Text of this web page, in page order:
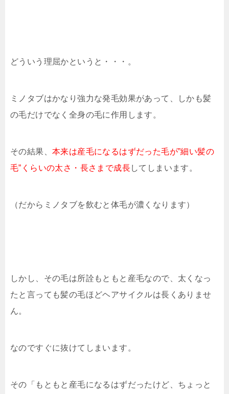
どういう理屈かというと・・・。
ミノタブはかなり強力な発毛効果があって、しかも髪
の毛だけでなく全身の毛に作用します。
その結果、 本来は産毛になるはずだった毛が”細い髪の
毛”くらいの太さ・長さまで成長してしまいます。
（だからミノタブを飲むと体毛が濃くなります）
しかし、その毛は所詮もともと産毛なので、太くなっ
たと言っても髪の毛ほどヘアサイクルは長くありませ
ん。
なのですぐに抜けてしまいます。
その「もともと産毛になるはずだったけど、ちょっと